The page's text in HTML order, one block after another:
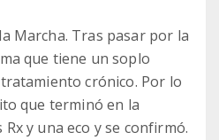
Marcha. Tras pasar por la
que tiene un soplo
crónico. Por lo
que terminó en la
y una eco y se confirmó.